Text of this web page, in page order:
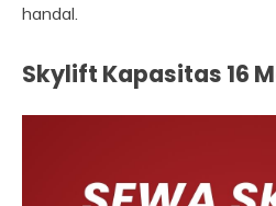
handal.
Skylift Kapasitas 16